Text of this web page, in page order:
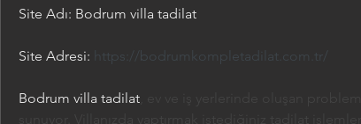
Site Adı: Bodrum villa tadilat
Site Adresi: https://bodrumkompletadilat.com.tr/
Bodrum villa tadilat